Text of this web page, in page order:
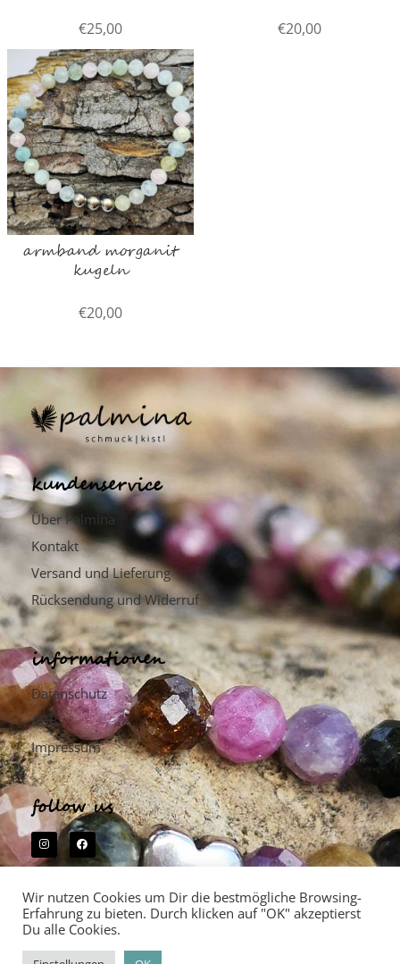
€25,00 €20,00
armband morganit
kugeln
€20,00
kundenservice
Über Palmina
Kontakt
Versand und Lieferung
Rücksendung und Widerruf
informationen
Datenschutz
AGB
Impressum
follow us
friends
Nicolette Sattler | Shiatsu
Wir nutzen Cookies um Dir die bestmögliche Browsing-
Erfahrung zu bieten. Durch klicken auf "OK" akzeptierst
Du alle Cookies.